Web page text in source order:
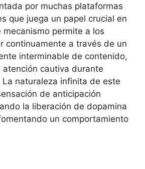
por muchas plataformas
que juega un papel crucial en
mecanismo permite a los
continuamente a través de un
interminable de contenido,
atención cautiva durante
La naturaleza infinita de este
de anticipación
la liberación de dopamina
un comportamiento